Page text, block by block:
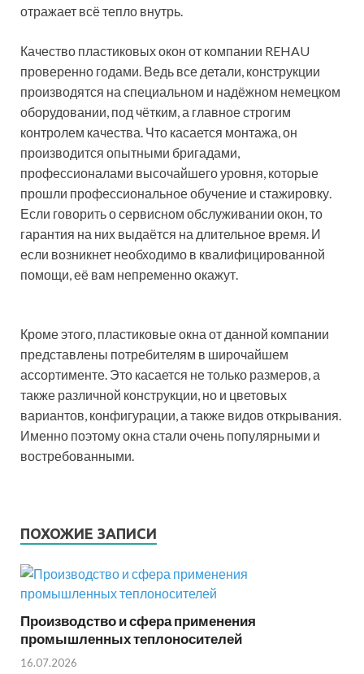
отражает всё тепло внутрь.
Качество пластиковых окон от компании REHAU
проверенно годами. Ведь все детали, конструкции
производятся на специальном и надёжном немецком
оборудовании, под чётким, а главное строгим
контролем качества. Что касается монтажа, он
производится опытными бригадами,
профессионалами высочайшего уровня, которые
прошли профессиональное обучение и стажировку.
Если говорить о сервисном обслуживании окон, то
гарантия на них выдаётся на длительное время. И
если возникнет необходимо в квалифицированной
помощи, её вам непременно окажут.
Кроме этого, пластиковые окна от данной компании
представлены потребителям в широчайшем
ассортименте. Это касается не только размеров, а
также различной конструкции, но и цветовых
вариантов, конфигурации, а также видов открывания.
Именно поэтому окна стали очень популярными и
востребованными.
ПОХОЖИЕ ЗАПИСИ
Производство и сфера применения
промышленных теплоносителей
16.07.2026